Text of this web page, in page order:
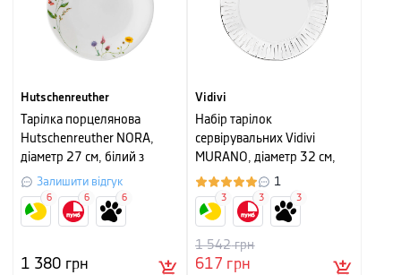
Hutschenreuther
Тарілка порцелянова
Hutschenreuther NORA,
діаметр 27 см, білий з
малюнком
Залишити відгук
1 380 грн
6 6 6
Vidivi
Набір тарілок
сервірувальних Vidivi
MURANO, діаметр 32 см,
прозорий, 2 шт1
617 грн
1 542грн
3 3 3